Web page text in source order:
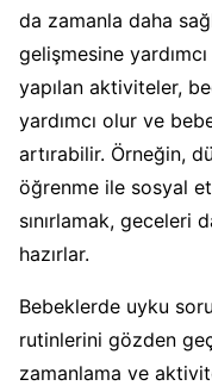
da zamanla daha
gelişmesine
yapılan aktiviteler,
yardımcı olur ve
artırabilir. Örneğin,
öğrenme ile sosyal
sınırlamak, geceleri
hazırlar.
Bebeklerde uyku
rutinlerini gözden
zamanlama ve